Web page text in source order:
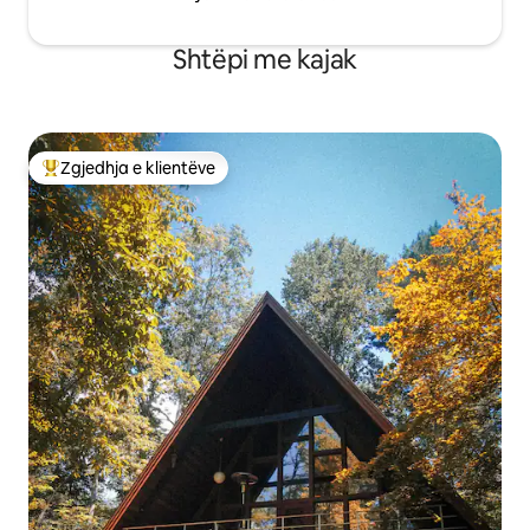
Shtëpi me kajak
Më të mirat e zgjedhjeve të klientëve
Zgjedhja e klientëve